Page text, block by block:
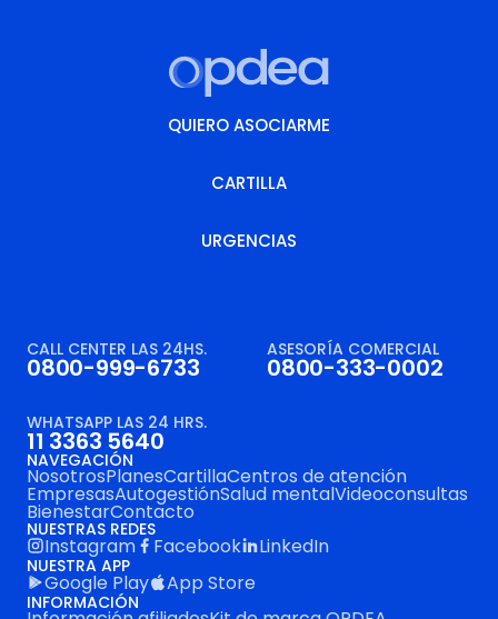
QUIERO ASOCIARME
QUIERO ASOCIARME
CARTILLA
CARTILLA
URGENCIAS
CALL CENTER LAS 24HS.
0800-999-6733
ASESORÍA COMERCIAL
0800-333-0002
WHATSAPP LAS 24 HRS.
11 3363 5640
NAVEGACIÓN
NosotrosPlanesCartillaCentros de atención
EmpresasAutogestiónSalud mentalVideoconsultas
BienestarContacto
NUESTRAS REDES
Instagram Facebook LinkedIn
NUESTRA APP
Google Play App Store
INFORMACIÓN